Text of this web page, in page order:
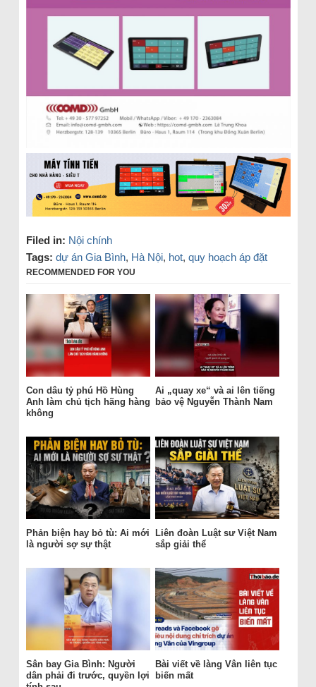
Filed in: Nội chính
Tags: dự án Gia Bình, Hà Nội, hot, quy hoạch áp đặt
RECOMMENDED FOR YOU
Con dâu tỷ phú Hồ Hùng
Anh làm chủ tịch hãng hàng
không
Ai „quay xe“ và ai lên tiếng
bảo vệ Nguyễn Thành Nam
Phản biện hay bỏ tù: Ai mới
là người sợ sự thật
Liên đoàn Luật sư Việt Nam
sắp giải thể
Sân bay Gia Bình: Người
dân phải đi trước, quyền lợi
Bài viết về làng Vân liên tục
biến mất